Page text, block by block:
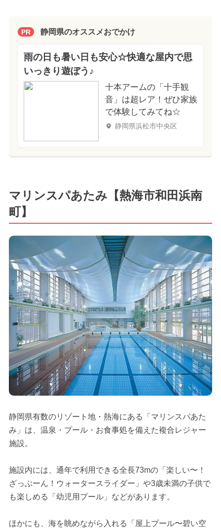
PR 静岡県のオススメおでかけ
雨の日も暑い日も安心☆快適な屋内で思
いっきり遊ぼう♪
十本アームの「十手観
音」は超レア！ぜひ家族
で体験してみてね☆
静岡県浜松市中央区
マリンスパあたみ【熱海市和田浜南
町】
静岡県有数のリゾート地・熱海にある「マリンスパあた
み」は、温泉・プール・お食事処を備えた複合レジャー
施設。
施設内には、通年で利用できる全長73mの「楽しい〜！
ざっぶーん！ウォータースライダー」や3歳未満の子供で
も楽しめる「幼児用プール」などがあります。
ほかにも、海を眺めながら入れる「屋上プール〜碧い空